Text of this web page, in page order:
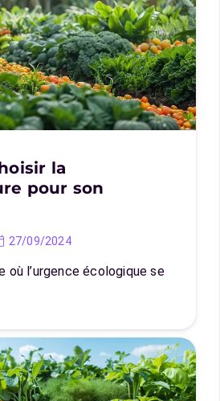
la
pour son
27/09/2024
où l’urgence écologique se